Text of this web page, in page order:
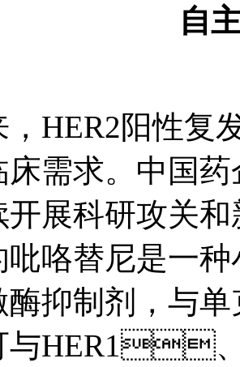
自
，HER2阳性
床需求。中国
续开展科研攻
咯替尼是一种小
抑制剂，
可与HER1